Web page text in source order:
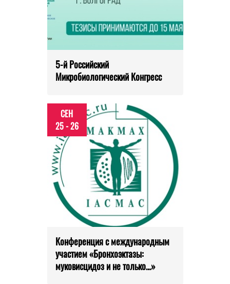
5-й Российский
Микробиологический Конгресс
СЕН
25 - 26
Конференция с международным
участием «Бронхоэктазы:
муковисцидоз и не только…»